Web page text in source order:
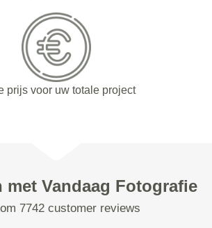
prijs voor uw totale project
met Vandaag Fotografie
7742 customer reviews